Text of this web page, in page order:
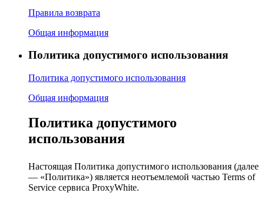
Правила возврата
Общая информация
Политика допустимого использования
Политика допустимого использования
Общая информация
Политика допустимого
использования
Настоящая Политика допустимого использования (далее
— «Политика») является неотъемлемой частью Terms of
Service сервиса ProxyWhite.